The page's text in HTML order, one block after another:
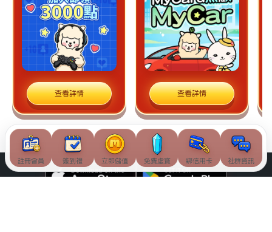
查看詳情 查看詳情
註冊會員 簽到禮 立即儲值 免費虛寶 綁信用卡 社群資訊